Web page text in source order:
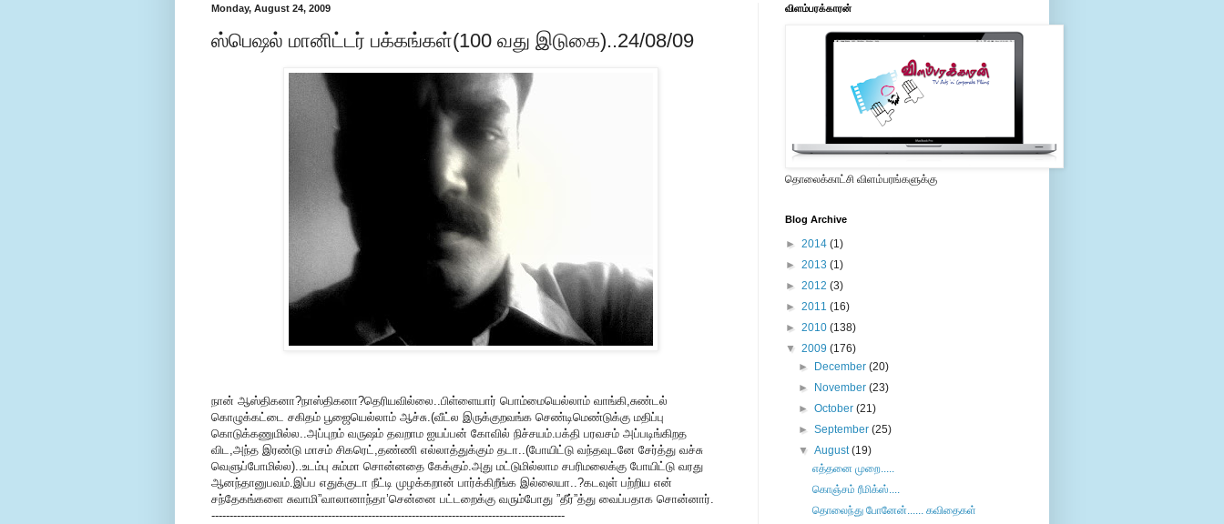
Monday, August 24, 2009
ஸ்பெஷல் மானிட்டர் பக்கங்கள்(100 வது இடுகை)..24/08/09
நான் ஆஸ்திகனா?நாஸ்திகனா?தெரியவில்லை..பிள்ளையார் பொம்மையெல்லாம் வாங்கி,சுண்டல்
கொழுக்கட்டை சகிதம் பூஜையெல்லாம் ஆச்சு.(வீட்ல இருக்குறவங்க செண்டிமெண்டுக்கு மதிப்பு
கொடுக்கணுமில்ல..அப்புறம் வருஷம் தவறாம ஐயப்பன் கோவில் நிச்சயம்.பக்தி பரவசம் அப்படிங்கிறத
விட,அந்த இரண்டு மாசம் சிகரெட்,தண்ணி எல்லாத்துக்கும் தடா..(போயிட்டு வந்தவுடனே சேர்த்து வச்சு
வெளுப்போமில்ல)..உடம்பு சும்மா சொன்னதை கேக்கும்.அது மட்டுமில்லாம சபரிமலைக்கு போயிட்டு வரது
ஆனந்தானுபவம்.இப்ப எதுக்குடா நீட்டி முழக்கறான் பார்க்கிறீங்க இல்லையா..?கடவுள் பற்றிய என்
சந்தேகங்களை சுவாமி”வாலானாந்தா’சென்னை பட்டறைக்கு வரும்போது ”தீர்”த்து வைப்பதாக சொன்னார்.
-------------------------------------------------------------------------------------------------
விளம்பரக்காரன்
தொலைக்காட்சி விளம்பரங்களுக்கு
Blog Archive
► 2014 (1)
► 2013 (1)
► 2012 (3)
► 2011 (16)
► 2010 (138)
▼ 2009 (176)
►
December(20)
►
November(23)
►October(21)
►September(25)
▼August(19)
எத்தனை முறை.....
கொஞ்சம் ரீமிக்ஸ்....
தொலைந்து போனேன்...... கவிதைகள்